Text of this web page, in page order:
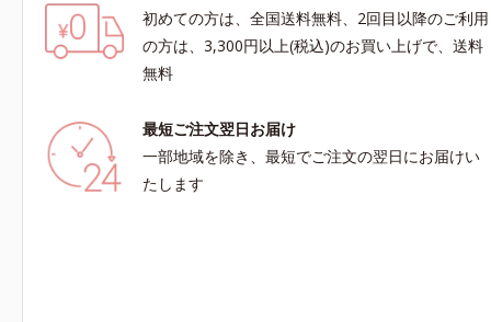
初めての方は、全国送料無料、2回目以降のご利用
の方は、3,300円以上(税込)のお買い上げで、送料
無料
最短ご注文翌日お届け
一部地域を除き、最短でご注文の翌日にお届けい
たします